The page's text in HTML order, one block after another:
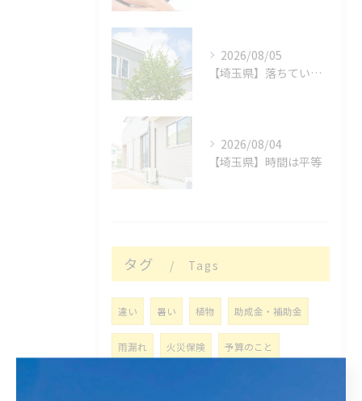
2026/08/05
【埼玉県】落ちているもの
2026/08/04
【埼玉県】時間は平等
タグ Tags
違い 暑い 植物 助成金・補助金
雨漏れ 火災保険 予算のこと